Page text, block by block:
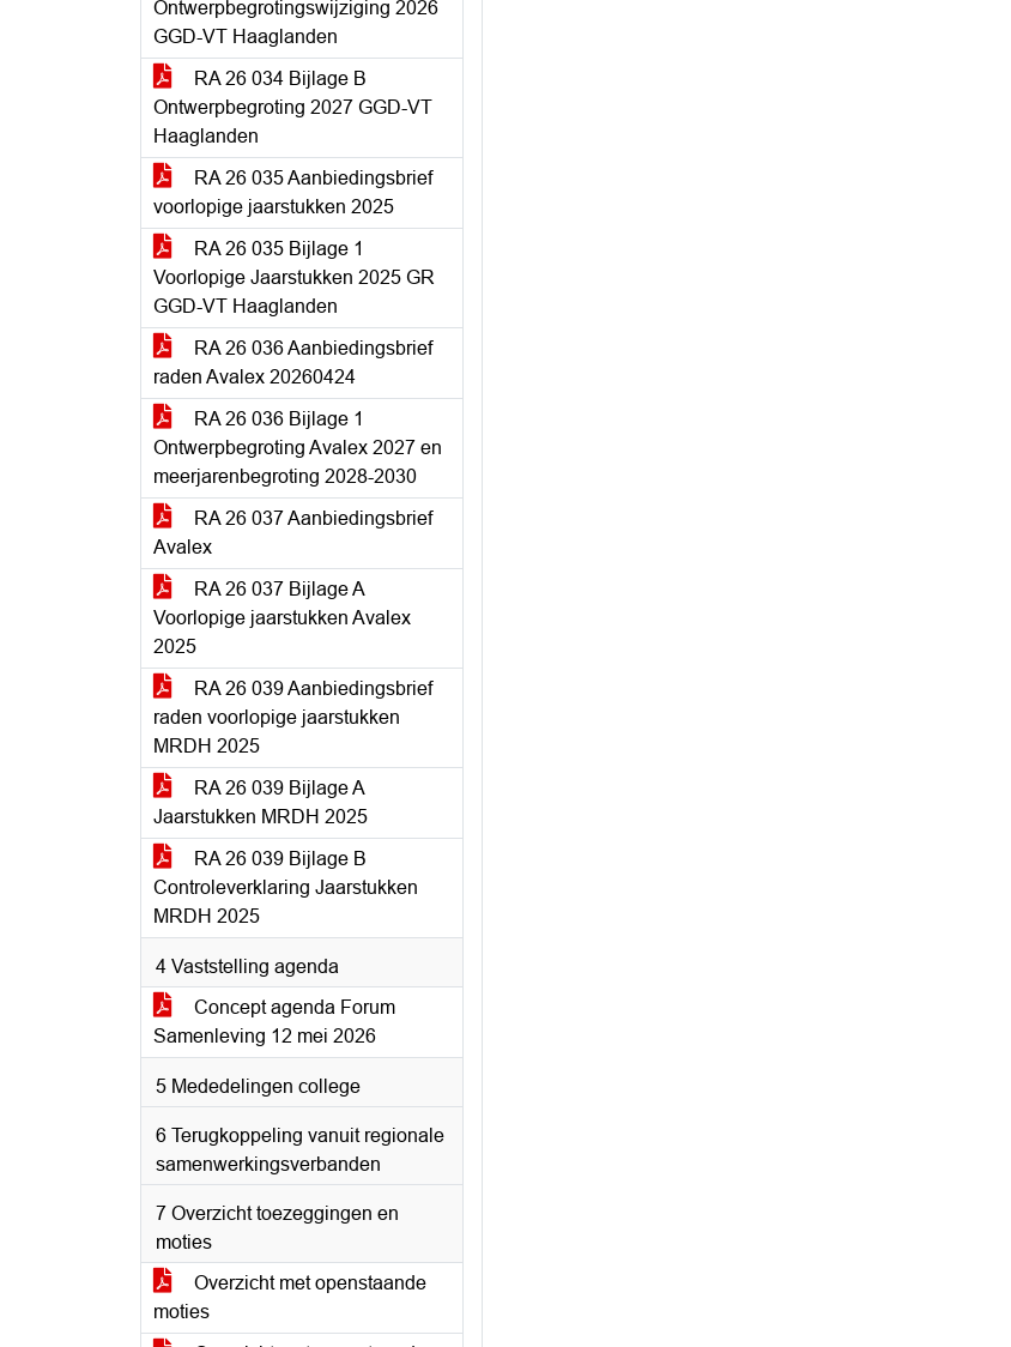
Ontwerpbegrotingswijziging 2026
GGD-VT Haaglanden
RA 26 034 Bijlage B
Ontwerpbegroting 2027 GGD-VT
Haaglanden
RA 26 035 Aanbiedingsbrief
voorlopige jaarstukken 2025
RA 26 035 Bijlage 1
Voorlopige Jaarstukken 2025 GR
GGD-VT Haaglanden
RA 26 036 Aanbiedingsbrief
raden Avalex 20260424
RA 26 036 Bijlage 1
Ontwerpbegroting Avalex 2027 en
meerjarenbegroting 2028-2030
RA 26 037 Aanbiedingsbrief
Avalex
RA 26 037 Bijlage A
Voorlopige jaarstukken Avalex
2025
RA 26 039 Aanbiedingsbrief
raden voorlopige jaarstukken
MRDH 2025
RA 26 039 Bijlage A
Jaarstukken MRDH 2025
RA 26 039 Bijlage B
Controleverklaring Jaarstukken
MRDH 2025
4 Vaststelling agenda
Concept agenda Forum
Samenleving 12 mei 2026
5 Mededelingen college
6 Terugkoppeling vanuit regionale
samenwerkingsverbanden
7 Overzicht toezeggingen en
moties
Overzicht met openstaande
moties